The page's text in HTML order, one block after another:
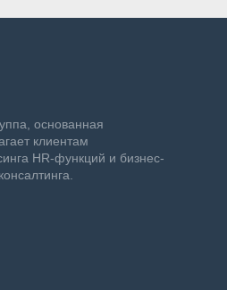
основанная
клиентам
HR-функций и бизнес-